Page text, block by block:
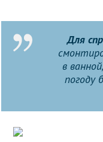
Для
в
погоду